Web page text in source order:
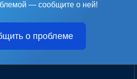
— сообщите о ней!
о проблеме